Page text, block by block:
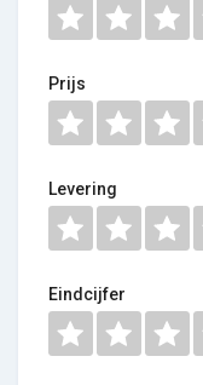
Prijs
Levering
Eindcijfer